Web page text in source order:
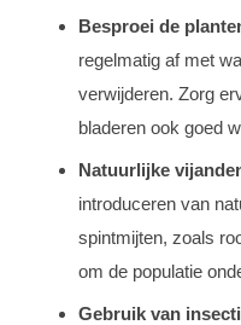
Besproei de
regelmatig af met
verwijderen. Zorg
bladeren ook goed
Natuurlijke
introduceren van
spintmijten, zoals
om de populatie
Gebruik van